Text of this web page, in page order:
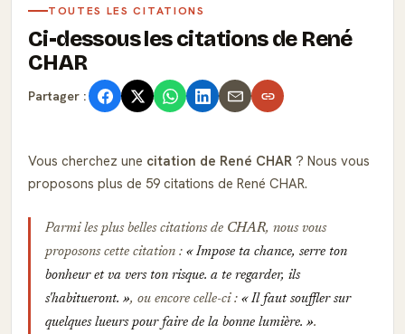
TOUTES LES CITATIONS
Ci-dessous les citations de René
CHAR
Partager :
Vous cherchez une citation de René CHAR ? Nous vous
proposons plus de 59 citations de René CHAR.
Parmi les plus belles citations de CHAR, nous vous
proposons cette citation :
Impose ta chance, serre ton
bonheur et va vers ton risque. a te regarder, ils
s'habitueront.
, ou encore celle-ci :
Il faut souffler sur
quelques lueurs pour faire de la bonne lumière.
.